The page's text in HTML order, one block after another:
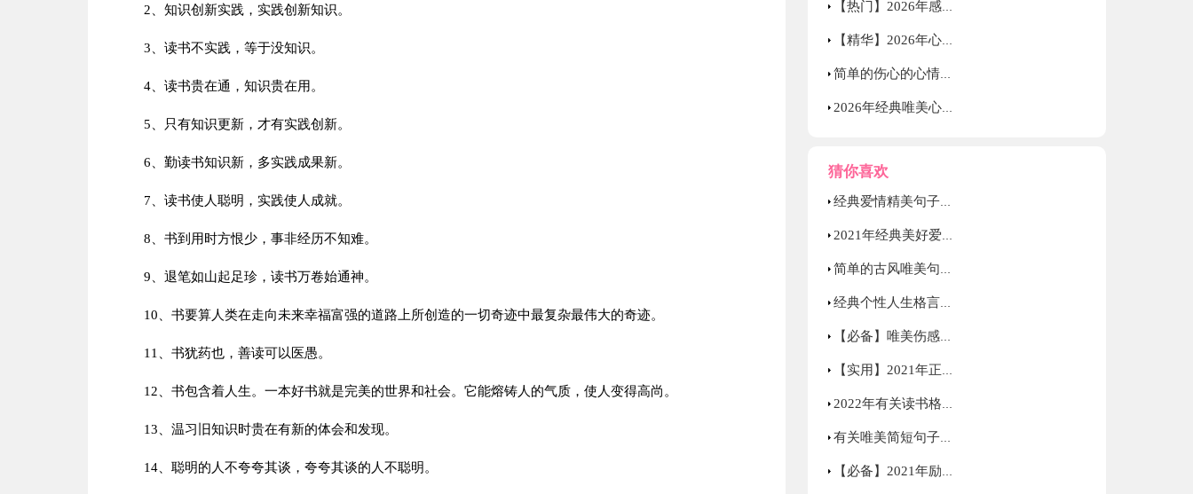
2、知识创新实践，实践创新知识。
3、读书不实践，等于没知识。
4、读书贵在通，知识贵在用。
5、只有知识更新，才有实践创新。
6、勤读书知识新，多实践成果新。
7、读书使人聪明，实践使人成就。
8、书到用时方恨少，事非经历不知难。
9、退笔如山起足珍，读书万卷始通神。
10、书要算人类在走向未来幸福富强的道路上所创造的一切奇迹中最复杂最伟大的奇迹。
11、书犹药也，善读可以医愚。
12、书包含着人生。一本好书就是完美的世界和社会。它能熔铸人的气质，使人变得高尚。
13、温习旧知识时贵在有新的体会和发现。
14、聪明的人不夸夸其谈，夸夸其谈的人不聪明。
【热门】2026年感人的情感语录集合36句
【精华】2026年心情语录集锦57句
简单的伤心的心情语录锦集85句
2026年经典唯美心情的语录汇编79句
猜你喜欢
经典爱情精美句子集合36条
2021年经典美好爱情句子汇编75句
简单的古风唯美句子集锦66条
经典个性人生格言合集90条
【必备】唯美伤感语录合集70条
【实用】2021年正能量励志句子汇编59句
2022年有关读书格言34句
有关唯美简短句子集锦85句
【必备】2021年励志感悟句子48条